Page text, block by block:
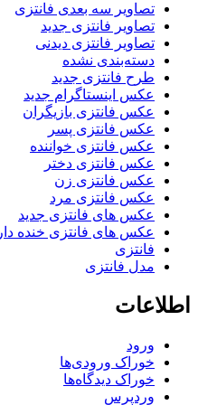
تصاویر سه بعدی فانتزی
تصاویر فانتزی جدید
تصاویر فانتزی دیدنی
دسته‌بندی نشده
طرح فانتزی جدید
عکس اینستاگرام جدید
عکس فانتزی بازیگران
عکس فانتزی پسر
عکس فانتزی خواننده
عکس فانتزی دختر
عکس فانتزی زن
عکس فانتزی مرد
عکس های فانتزی جدید
عکس های فانتزی خنده دار
فانتزی
مدل فانتزی
اطلاعات
ورود
خوراک ورودی‌ها
خوراک دیدگاه‌ها
وردپرس